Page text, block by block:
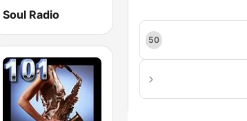
50
Soul Radio